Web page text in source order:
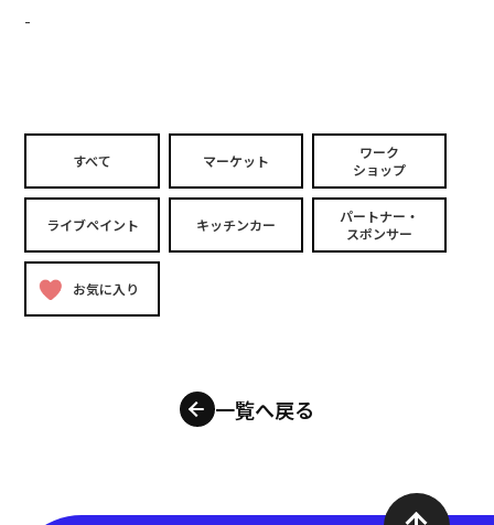
-
すべて マーケット
ワーク
ショップ
ライブペイント キッチンカー
パートナー・
スポンサー
お気に入り
一覧へ戻る